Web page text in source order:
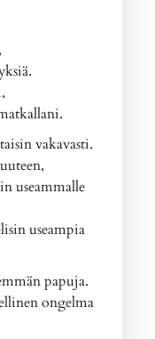
vakavasti.
useammalle
useampia
papuja.
ongelma